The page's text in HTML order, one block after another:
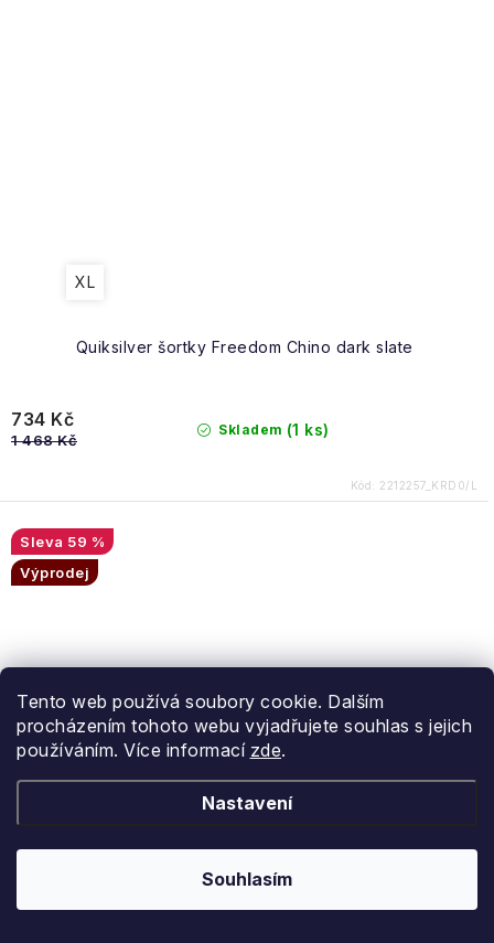
Tento web používá soubory cookie. Dalším
procházením tohoto webu vyjadřujete souhlas s jejich
používáním. Více informací zde.
Nastavení
Souhlasím
Quiksilver šortky Freedom Chino dark slate
XL
Skladem (1 ks)
734 Kč
1 468 Kč
Kód: 2212257_KRD0/L
59 %
Výprodej